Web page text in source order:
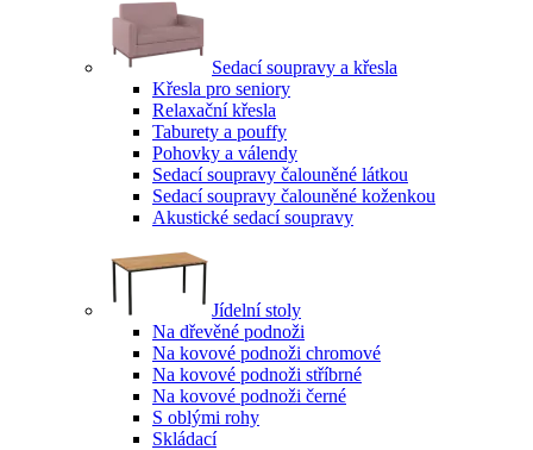
Sedací soupravy a křesla
Křesla pro seniory
Relaxační křesla
Taburety a pouffy
Pohovky a válendy
Sedací soupravy čalouněné látkou
Sedací soupravy čalouněné koženkou
Akustické sedací soupravy
Jídelní stoly
Na dřevěné podnoži
Na kovové podnoži chromové
Na kovové podnoži stříbrné
Na kovové podnoži černé
S oblými rohy
Skládací